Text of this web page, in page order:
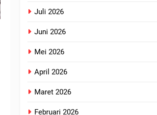
Juli 2026
Juni 2026
Mei 2026
April 2026
Maret 2026
Februari 2026